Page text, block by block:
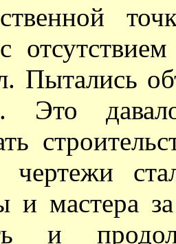
Пытались
Это
и мастера
и